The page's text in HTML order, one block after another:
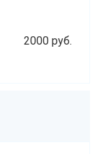
2000 руб.